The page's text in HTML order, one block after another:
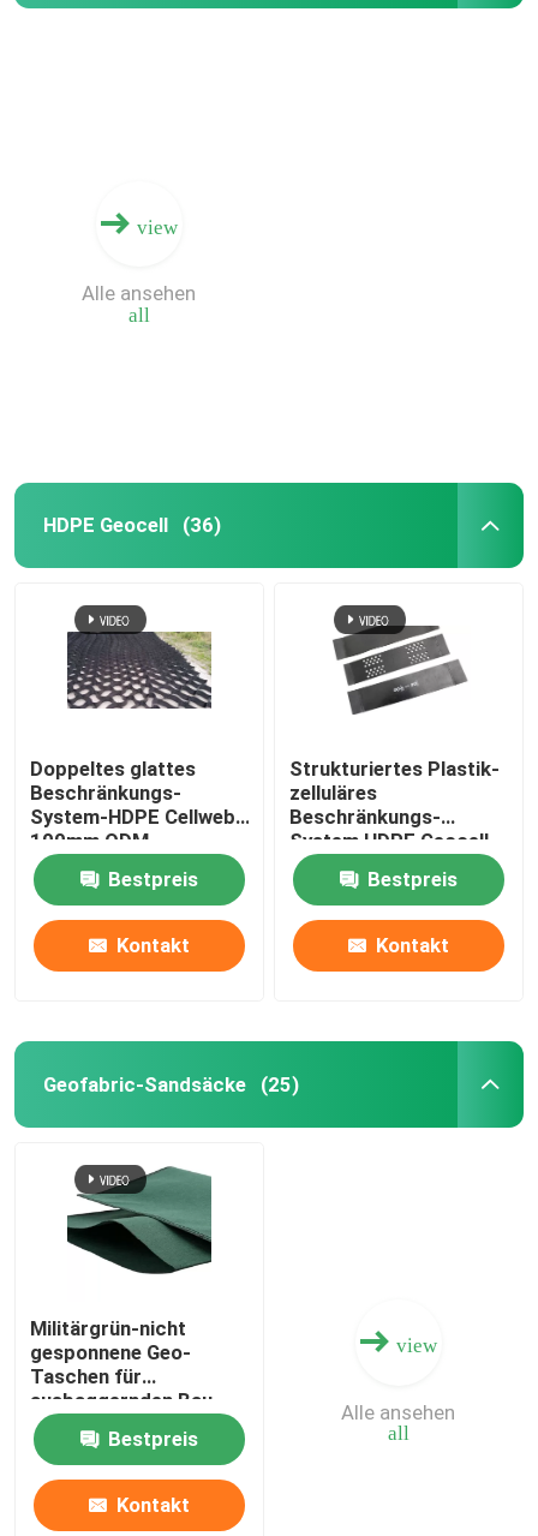
Geomembrane-Schweißgerät
view
all
Alle ansehen
HDPE Geocell (36)
Doppeltes glattes
Beschränkungs-
System-HDPE Cellweb
100mm ODM
Bestpreis
Kontakt
Strukturiertes Plastik-
zelluläres
Beschränkungs-
System HDPE Geocell
Cellweb für Straßenbau
Bestpreis
Kontakt
Geofabric-Sandsäcke (25)
Militärgrün-nicht
gesponnene Geo-
Taschen für
ausbaggernden Bau
Bestpreis
Kontakt
view
all
Alle ansehen